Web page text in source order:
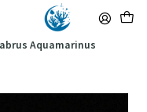
(Envio extresso: 14,90€)
Aquamarinus